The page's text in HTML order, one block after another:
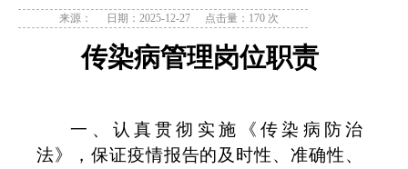
来源： 日期：2025-12-27 点击量： 170 次
传染病管理岗位职责
一、认真贯彻实施 《传染病防治
法》
，保证疫情报告的及时性、准确性、